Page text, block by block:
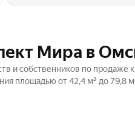
Мира в
и собственников по продаже
площадью от 42,4 м² до 79,8